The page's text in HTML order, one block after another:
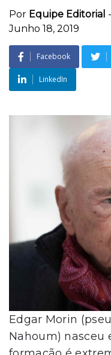
Por Equipe Editorial -
Junho 18, 2019
Facebook
LinkedIn
Edgar Morin
Nahoum) nasceu